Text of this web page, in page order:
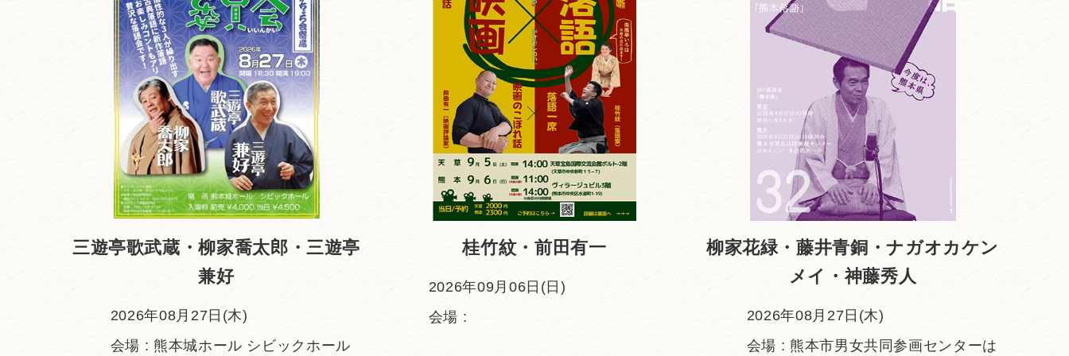
三遊亭歌武蔵・柳家喬太郎・三遊亭
兼好
2026年08月27日(木)
会場 : 熊本城ホール シビックホール
桂竹紋・前田有一
2026年09月06日(日)
会場 :
柳家花緑・藤井青銅・ナガオカケン
メイ・神藤秀人
2026年08月27日(木)
会場 : 熊本市男女共同参画センターは